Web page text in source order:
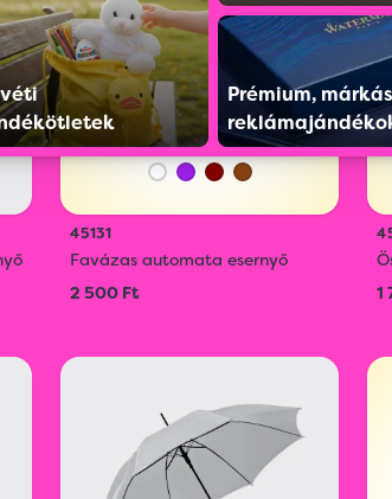
Prémium, márkás
45131
Favázas automata esernyő
2 500 Ft
1